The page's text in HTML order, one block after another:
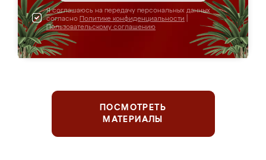
Я соглашаюсь на передачу персональных данных
согласно Политике конфиденциальности
Пользовательскому соглашению
ПОСМОТРЕТЬ
МАТЕРИАЛЫ